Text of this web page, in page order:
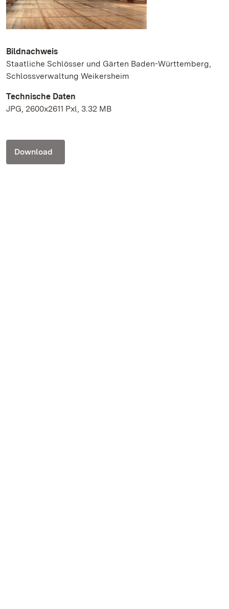
Bildnachweis
Staatliche Schlösser und Gärten Baden-Württemberg,
Schlossverwaltung Weikersheim
Technische Daten
JPG, 2600x2611 Pxl, 3.32 MB
Download